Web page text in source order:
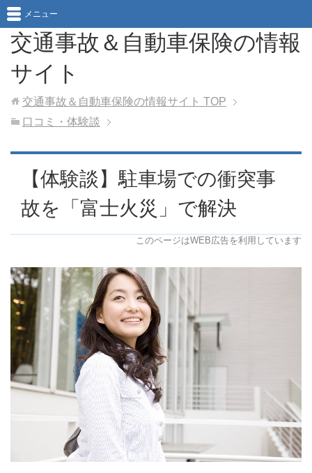
交通事故＆自動車保険の情報
サイト
メニュー
交通事故＆自動車保険の情報サイト TOP
口コミ・体験談
【体験談】駐車場での衝突事
故を「富士火災」で解決
このページはWEB広告を利用しています